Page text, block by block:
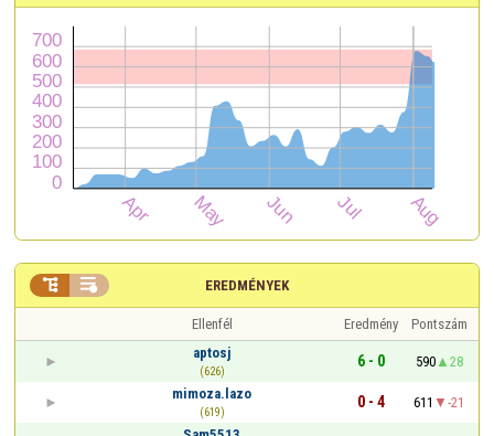
EREDMÉNYEK
 
Ellenfél Eredmény
Pontszám
aptosj
(626)
6 - 0 590
28
mimoza.lazo
(619)
0 - 4 611
-21